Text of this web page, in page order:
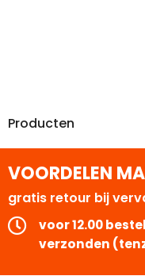
Producten
VOORDELEN
gratis retour bij
voor 12.00
verzonden